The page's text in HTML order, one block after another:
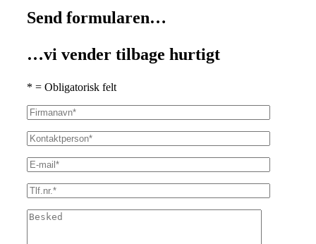
Send formularen…
…vi vender tilbage hurtigt
* = Obligatorisk felt